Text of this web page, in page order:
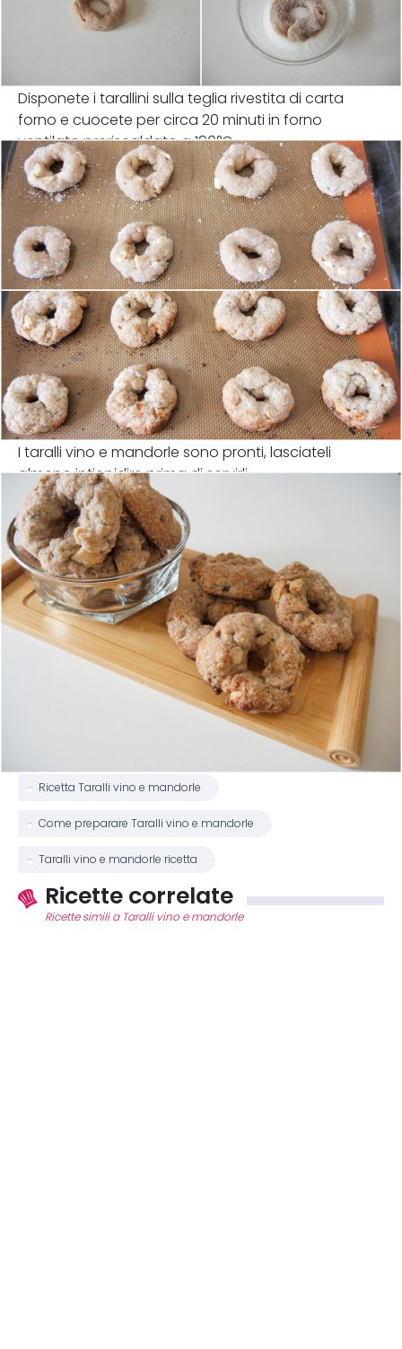
Disponete i tarallini sulla teglia rivestita di carta
forno e cuocete per circa 20 minuti in forno
ventilato preriscaldato a 190°C.
I taralli vino e mandorle sono pronti, lasciateli
almeno intiepidire prima di servirli.
Ricetta Taralli vino e mandorle
Come preparare Taralli vino e mandorle
Taralli vino e mandorle ricetta
Ricette correlate
Ricette simili a Taralli vino e mandorle